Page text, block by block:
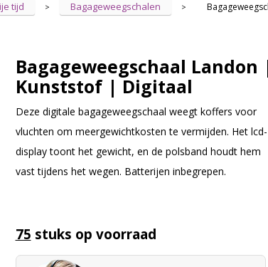
tijd > Bagageweegschalen >
Bagageweegschaal Landon
Kunststof | Digitaal
Deze digitale bagageweegschaal weegt koffers voor
vluchten om meergewichtkosten te vermijden. Het lcd-
display toont het gewicht, en de polsband houdt hem
vast tijdens het wegen. Batterijen inbegrepen.
75 stuks op voorraad